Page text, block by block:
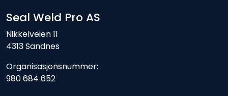
Seal Weld Pro AS
Nikkelveien 11
4313 Sandnes
Organisasjonsnummer:
980 684 652